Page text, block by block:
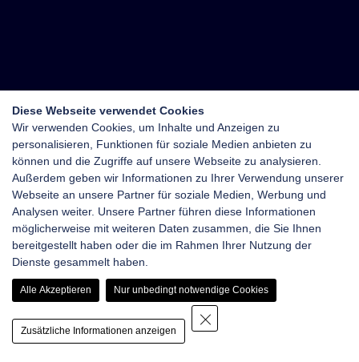
Diese Webseite verwendet Cookies
Wir verwenden Cookies, um Inhalte und Anzeigen zu
personalisieren, Funktionen für soziale Medien anbieten zu
können und die Zugriffe auf unsere Webseite zu analysieren.
Außerdem geben wir Informationen zu Ihrer Verwendung unserer
Webseite an unsere Partner für soziale Medien, Werbung und
Analysen weiter. Unsere Partner führen diese Informationen
möglicherweise mit weiteren Daten zusammen, die Sie Ihnen
bereitgestellt haben oder die im Rahmen Ihrer Nutzung der
Dienste gesammelt haben.
Alle Akzeptieren Nur unbedingt notwendige Cookies
Zusätzliche Informationen anzeigen